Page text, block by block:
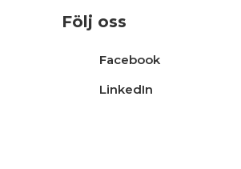
Följ oss
Facebook
LinkedIn